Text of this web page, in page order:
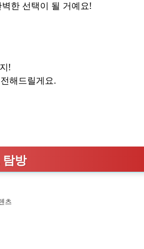
한 선택이 될 거예요!
!
해드릴게요.
방
츠